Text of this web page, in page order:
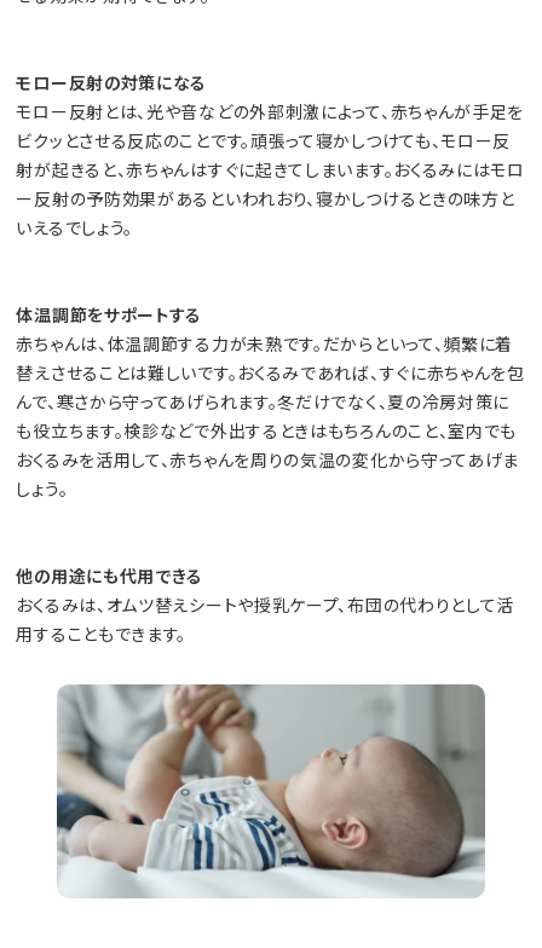
モロー反射の対策になる
モロー反射とは、光や音などの外部刺激によって、赤ちゃんが手足を
ビクッとさせる反応のことです。頑張って寝かしつけても、モロー反
射が起きると、赤ちゃんはすぐに起きてしまいます。おくるみにはモロ
ー反射の予防効果があるといわれおり、寝かしつけるときの味方と
いえるでしょう。
体温調節をサポートする
赤ちゃんは、体温調節する力が未熟です。だからといって、頻繁に着
替えさせることは難しいです。おくるみであれば、すぐに赤ちゃんを包
んで、寒さから守ってあげられます。冬だけでなく、夏の冷房対策に
も役立ちます。検診などで外出するときはもちろんのこと、室内でも
おくるみを活用して、赤ちゃんを周りの気温の変化から守ってあげま
しょう。
他の用途にも代用できる
おくるみは、オムツ替えシートや授乳ケープ、布団の代わりとして活
用することもできます。